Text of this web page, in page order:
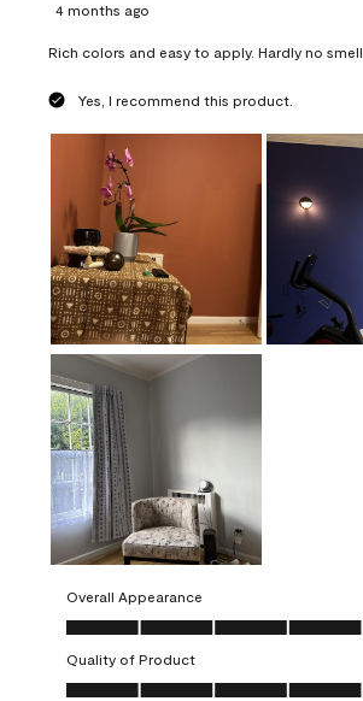
4 months ago
Rich colors and easy to apply. Hardly no smell.
Yes, I recommend this product.
Overall Appearance
Overall Appearance, 5.0 out of 5
Quality of Product
Quality of Product, 5.0 out of 5